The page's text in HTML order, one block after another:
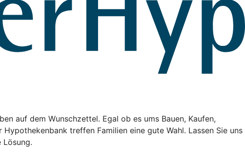
auf dem Wunschzettel. Egal ob es ums Bauen, Kaufen,
treffen Familien eine gute Wahl. Lassen Sie uns
Lösung.